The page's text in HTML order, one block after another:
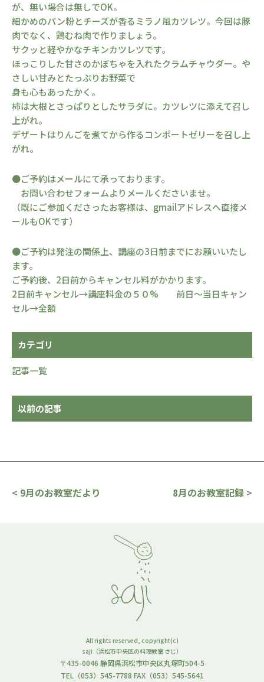
が、無い場合は無しでOK。
細かめのパン粉とチーズが香るミラノ風カツレツ。今回は豚
肉でなく、鶏むね肉で作りましょう。
サクッと軽やかなチキンカツレツです。
ほっこりした甘さのかぼちゃを入れたクラムチャウダー。や
さしい甘みとたっぷりお野菜で
身も心もあったかく。
柿は大根とさっぱりとしたサラダに。カツレツに添えて召し
上がれ。
デザートはりんごを煮てから作るコンポートゼリーを召し上
がれ。
●ご予約はメールにて承っております。
お問い合わせフォームよりメールくださいませ。
（既にご参加くださったお客様は、gmailアドレスへ直接メ
ールもOKです）
●ご予約は発注の関係上、講座の3日前までにお願いいたし
ます。
ご予約後、2日前からキャンセル料がかかります。
2日前キャンセル→講座料金の５０% 前日〜当日キャン
セル→全額
カテゴリ
記事一覧
以前の記事
< 9月のお教室だより 8月のお教室記録 >
All rights reserved, copyright(c)
saji（浜松市中央区の料理教室 さじ）
〒435-0046 静岡県浜松市中央区丸塚町504-5
TEL（053）545-7788 FAX（053）545-5641